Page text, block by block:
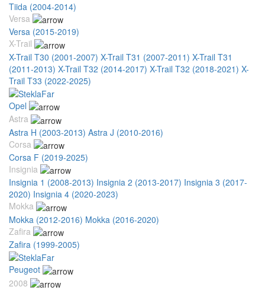
Tiida (2004-2014)
Versa
Versa (2015-2019)
X-Trail
X-Trail T30 (2001-2007) X-Trail T31 (2007-2011) X-Trail T31
(2011-2013) X-Trail T32 (2014-2017) X-Trail T32 (2018-2021) X-
Trail T33 (2022-2025)
Opel
Astra
Astra H (2003-2013) Astra J (2010-2016)
Corsa
Corsa F (2019-2025)
Insignia
Insignia 1 (2008-2013) Insignia 2 (2013-2017) Insignia 3 (2017-
2020) Insignia 4 (2020-2023)
Mokka
Mokka (2012-2016) Mokka (2016-2020)
Zafira
Zafira (1999-2005)
Peugeot
2008